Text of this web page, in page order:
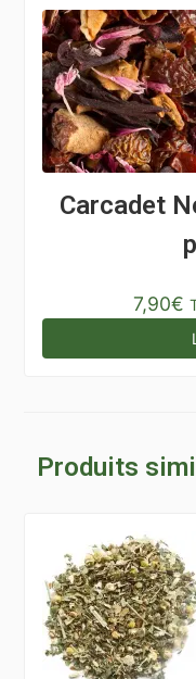
Carcadet
7,90€
Produits